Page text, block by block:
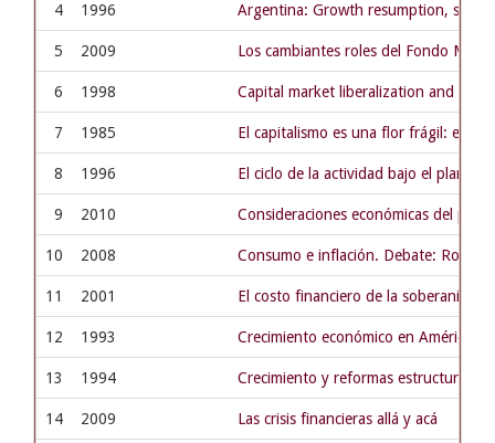
4 1996 Argentina: Growth resumption,
5 2009 Los cambiantes roles del Fondo
6 1998 Capital market liberalization and
7 1985 El capitalismo es una flor frágil:
8 1996 El ciclo de la actividad bajo el plan de
9 2010 Consideraciones económicas del
10 2008 Consumo e inflación. Debate:
11 2001 El costo financiero de la soberanía
12 1993 Crecimiento económico en América
13 1994 Crecimiento y reformas estructurales
14 2009 Las crisis financieras allá y acá